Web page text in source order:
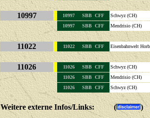
10997 10997 SBB CFF
Schwyz
10997 SBB CFF
Mendrisio
11022 11022 SBB CFF Eisenbahnwelt
11026 11026 SBB CFF
Schwyz
11026 SBB CFF
Mendrisio
11026 SBB CFF
Schwyz (CH)
Weitere externe Infos/Links: (
)